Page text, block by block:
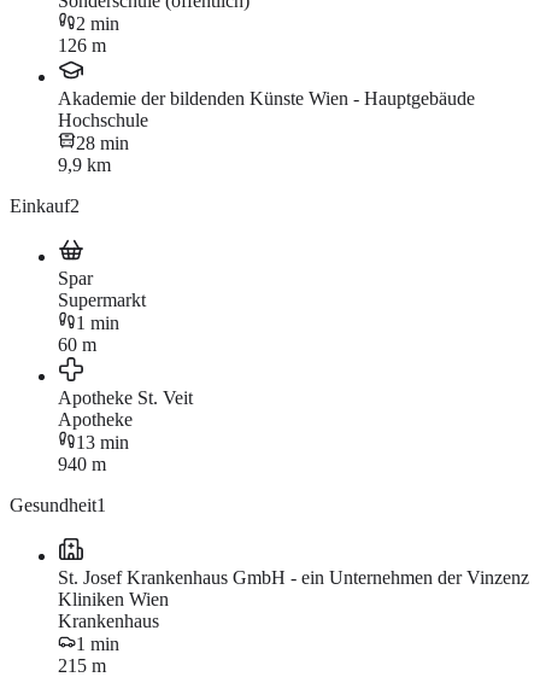
2 min
126 m
Akademie der bildenden Künste Wien - Hauptgebäude
Hochschule
28 min
9,9 km
Einkauf2
Spar
Supermarkt
1 min
60 m
Apotheke St. Veit
Apotheke
13 min
940 m
Gesundheit1
St. Josef Krankenhaus GmbH - ein Unternehmen der Vinzenz
Kliniken Wien
Krankenhaus
1 min
215 m